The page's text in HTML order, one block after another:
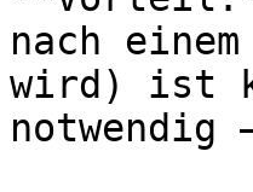
nach
wird) ist